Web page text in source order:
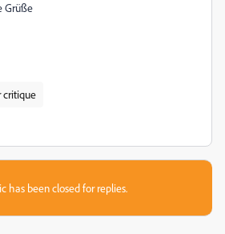
Grüße
critique
has been closed for replies.